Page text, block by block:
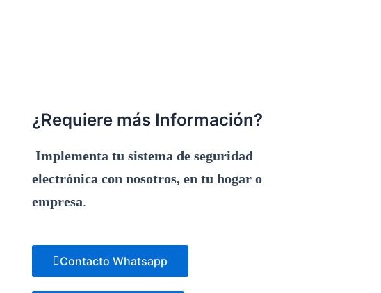
¿Requiere más Información?
Implementa tu sistema de seguridad
electrónica con nosotros, en tu hogar o
empresa.
Contacto Whatsapp